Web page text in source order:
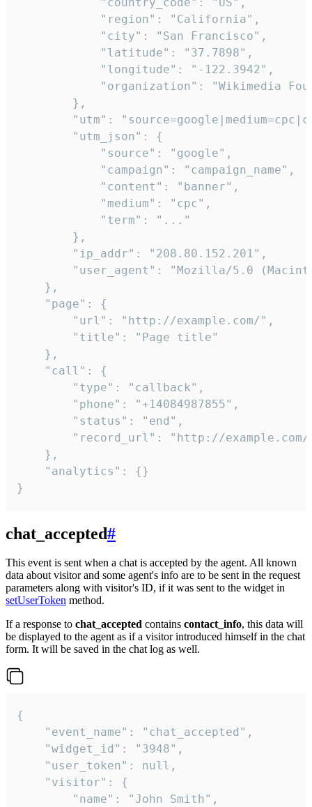
            "region": "California",
            "city": "San Francisco",
            "latitude": "37.7898",
            "longitude": "-122.3942",
"organization": "Wikimedia
        },
"utm":
        "utm_json": {
            "source": "google",
            "campaign": "campaign_name",
            "content": "banner",
            "medium": "cpc",
            "term": "..."
        },
        "ip_addr": "208.80.152.201",
"user_agent": "Mozilla/5.0
    },
    "page": {
        "url": "http://example.com/",
        "title": "Page title"
    },
    "call": {
        "type": "callback",
        "phone": "+14084987855",
        "status": "end",
"record_url": "http://
    },
    "analytics": {}
}
chat_accepted#
This event is sent when a chat is accepted by the agent. All known
data about visitor and some agent's info are to be sent in the request
parameters along with visitor's ID, if it was sent to the widget in
setUserToken method.
If a response to chat_accepted contains contact_info, this data will
be displayed to the agent as if a visitor introduced himself in the chat
form. It will be saved in the chat log as well.
{
    "event_name": "chat_accepted",
    "widget_id": "3948",
    "user_token": null,
    "visitor": {
        "name": "John Smith",